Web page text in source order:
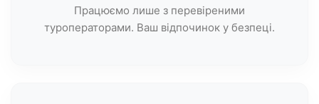
Працюємо лише з перевіреними
туроператорами. Ваш відпочинок у безпеці.